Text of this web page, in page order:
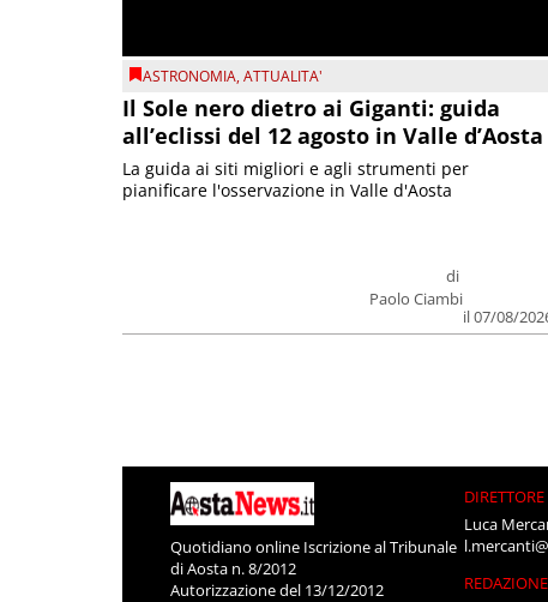
ASTRONOMIA,ATTUALITA'
Il Sole nero dietro ai Giganti: guida
all’eclissi del 12 agosto in Valle d’Aosta
di
Paolo Ciambi
il 07/08/
La guida ai siti migliori e agli strumenti per
pianificare l'osservazione in Valle d'Aosta
Quotidiano online Iscrizione al Tribunale
di Aosta n. 8/2012
Autorizzazione del 13/12/2012
Luca
REDAZIONE